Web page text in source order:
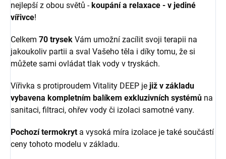
nejlepší z obou světů - koupání a relaxace - v jediné
vířivce!
Celkem 70 trysek Vám umožní zacílit svoji terapii na
jakoukoliv partii a sval Vašeho těla i díky tomu, že si
můžete sami ovládat tlak vody v tryskách.
Vířivka s protiproudem Vitality DEEP je již v základu
vybavena kompletním balíkem exkluzivních systémů na
sanitaci, filtraci, ohřev vody či izolaci samotné vany.
Pochozí termokryta vysoká míra izolace je také součástí
ceny tohoto modelu v základu.